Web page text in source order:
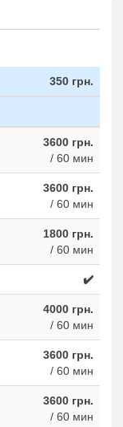
350 грн.
3600 грн.
/ 60 мин
3600 грн.
/ 60 мин
1800 грн.
/ 60 мин
✔️
4000 грн.
/ 60 мин
3600 грн.
/ 60 мин
3600 грн.
/ 60 мин